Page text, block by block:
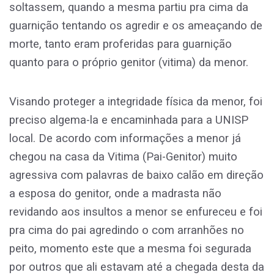
soltassem, quando a mesma partiu pra cima da
guarnição tentando os agredir e os ameaçando de
morte, tanto eram proferidas para guarnição
quanto para o próprio genitor (vitima) da menor.
Visando proteger a integridade física da menor, foi
preciso algema-la e encaminhada para a UNISP
local. De acordo com informações a menor já
chegou na casa da Vitima (Pai-Genitor) muito
agressiva com palavras de baixo calão em direção
a esposa do genitor, onde a madrasta não
revidando aos insultos a menor se enfureceu e foi
pra cima do pai agredindo o com arranhões no
peito, momento este que a mesma foi segurada
por outros que ali estavam até a chegada desta da